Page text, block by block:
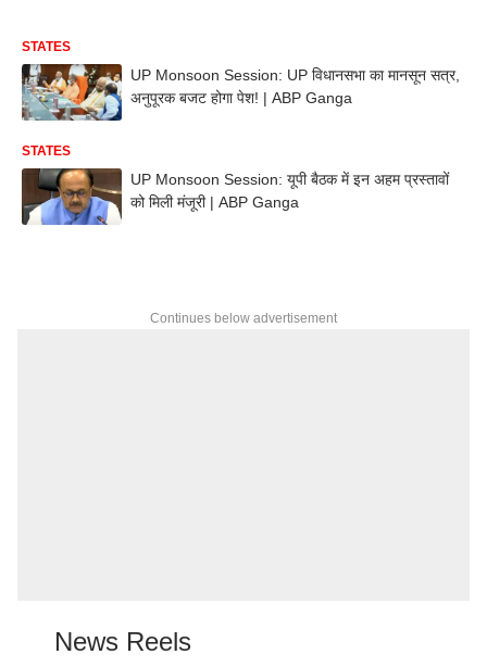
STATES
UP Monsoon Session: UP विधानसभा का मानसून सत्र,
अनुपूरक बजट होगा पेश! | ABP Ganga
STATES
UP Monsoon Session: यूपी बैठक में इन अहम प्रस्तावों
को मिली मंजूरी | ABP Ganga
Continues below advertisement
News Reels